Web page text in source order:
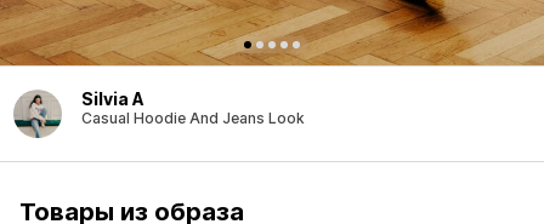
Silvia A
Casual Hoodie And Jeans Look
Товары из образа